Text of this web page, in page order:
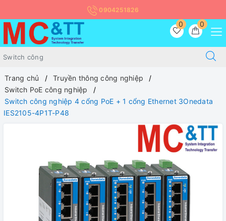
0904251826
0
0
Trang chủ
Truyền thông công nghiệp
Switch PoE công nghiệp
Switch công nghiệp 4 cổng PoE + 1 cổng Ethernet 3Onedata
IES2105-4P1T-P48